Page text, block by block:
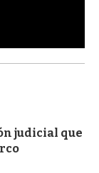
judicial que